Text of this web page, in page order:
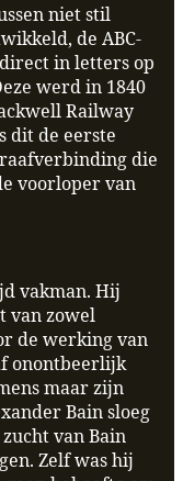
niet stil
de ABC-
in letters op
werd in 1840
Railway
dit de eerste
die
voorloper van
vakman. Hij
van zowel
de werking van
onontbeerlijk
maar zijn
Bain sloeg
van Bain
Zelf was hij